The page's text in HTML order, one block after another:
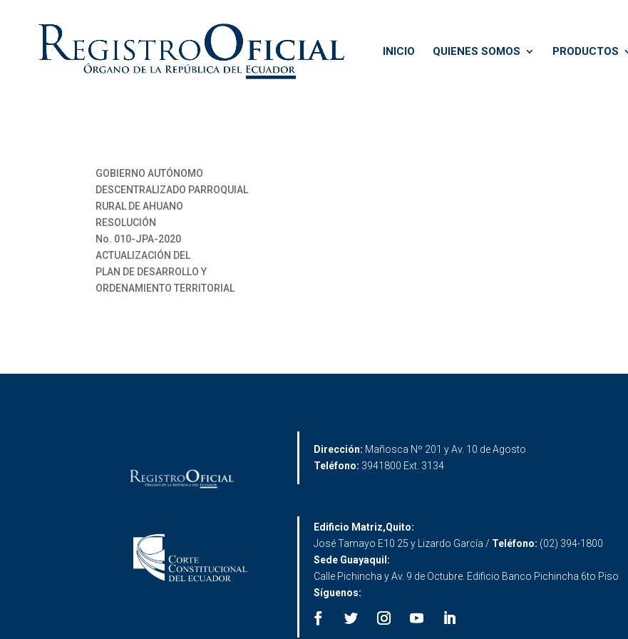
INICIO QUIENES SOMOS PRODUCTOS
GOBIERNO AUTÓNOMO
DESCENTRALIZADO PARROQUIAL
RURAL DE AHUANO
RESOLUCIÓN
No. 010-JPA-2020
ACTUALIZACIÓN DEL
PLAN DE DESARROLLO Y
ORDENAMIENTO TERRITORIAL
Dirección: Mañosca Nº 201 y Av. 10 de Agosto
Teléfono: 3941800 Ext. 3134
Edificio Matriz,Quito:
José Tamayo E10 25 y Lizardo García / Teléfono: (02) 394-1800
Sede Guayaquil:
Calle Pichincha y Av. 9 de Octubre. Edificio Banco Pichincha 6to Piso
Síguenos: